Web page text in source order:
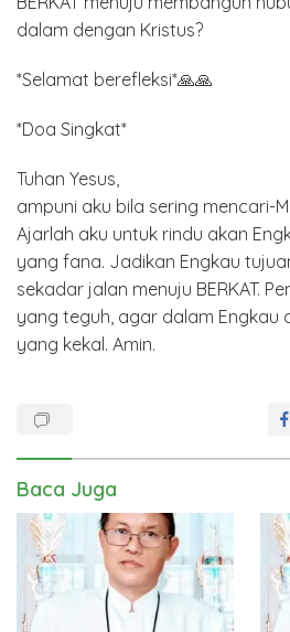
dalam dengan Kristus?
*Selamat berefleksi*🙏🙏
*Doa Singkat*
Tuhan Yesus,
ampuni aku bila sering mencari-
Ajarlah aku untuk rindu akan
yang fana. Jadikan Engkau
sekadar jalan menuju BERKAT.
yang teguh, agar dalam Engkau
yang kekal. Amin.
Baca Juga